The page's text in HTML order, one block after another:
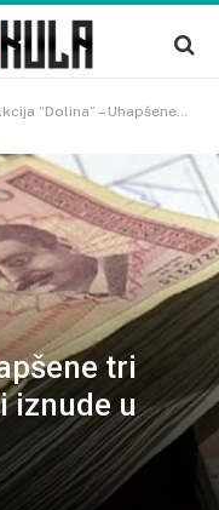
“Dolina” – Uhapšene tri osobe zbog prijetnji i iznude u Novom Travniku
tri
iznude u